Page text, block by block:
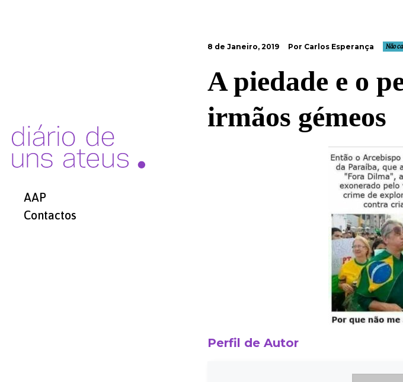
AAP
Contactos
8 de Janeiro, 2019 Por Carlos Esperança Não
A piedade e o
irmãos gémeos
Perfil de Autor